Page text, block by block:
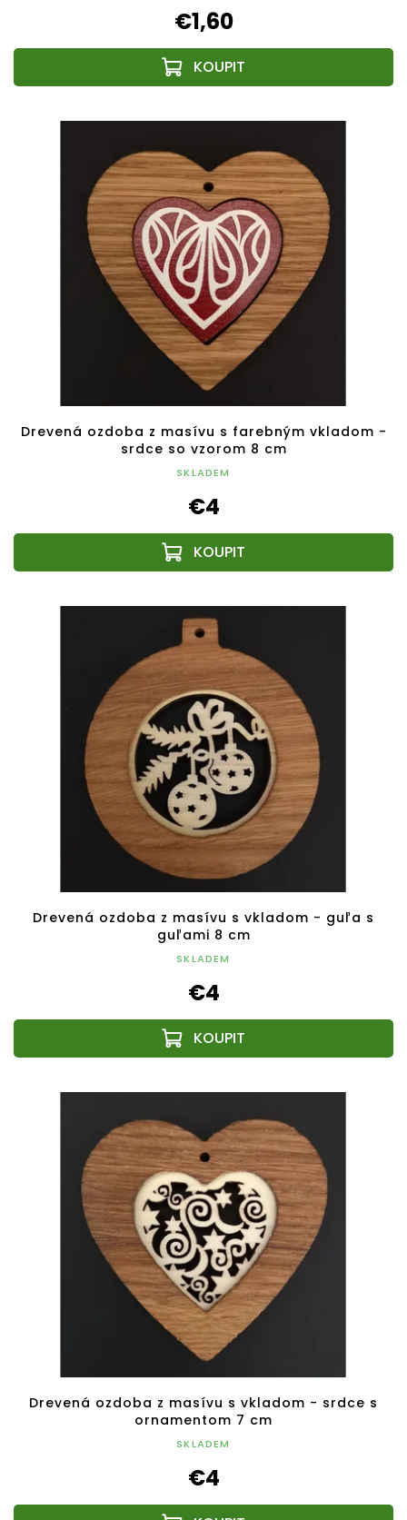
€1,60
Drevená ozdoba z masívu s farebným vkladom -
srdce so vzorom 8 cm
SKLADEM
€4
Drevená ozdoba z masívu s vkladom - guľa s
guľami 8 cm
SKLADEM
€4
Drevená ozdoba z masívu s vkladom - srdce s
ornamentom 7 cm
SKLADEM
€4